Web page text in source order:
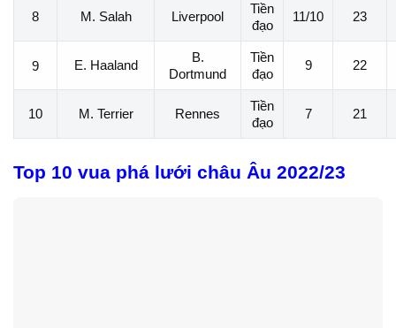
8 M. Salah Liverpool
Tiền
đạo
11/10 23
9 E. Haaland
B.
Dortmund
Tiền
đạo
9 22
10 M. Terrier Rennes
Tiền
đạo
7 21
Top 10 vua phá lưới châu Âu 2022/23